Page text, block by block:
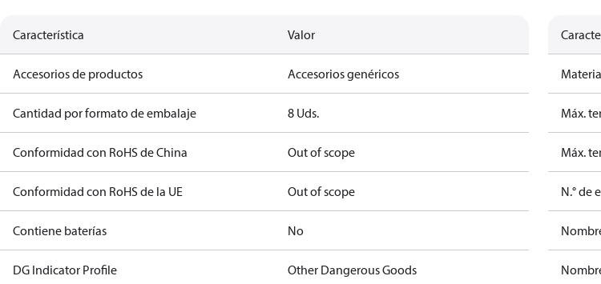
Característica Valor
Accesorios de productos Accesorios genéricos
Cantidad por formato de embalaje 8 Uds.
Conformidad con RoHS de China Out of scope
Conformidad con RoHS de la UE Out of scope
Contiene baterías No
DG Indicator Profile Other Dangerous Goods
Máx.
Máx.
N.° de